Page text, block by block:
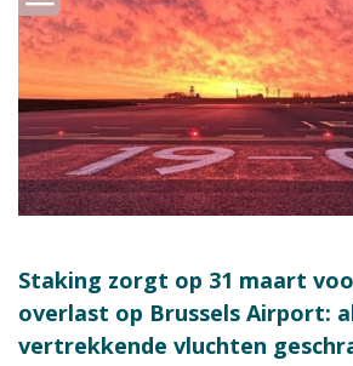
Staking zorgt op 31 maart
overlast op Brussels Airport:
vertrekkende vluchten